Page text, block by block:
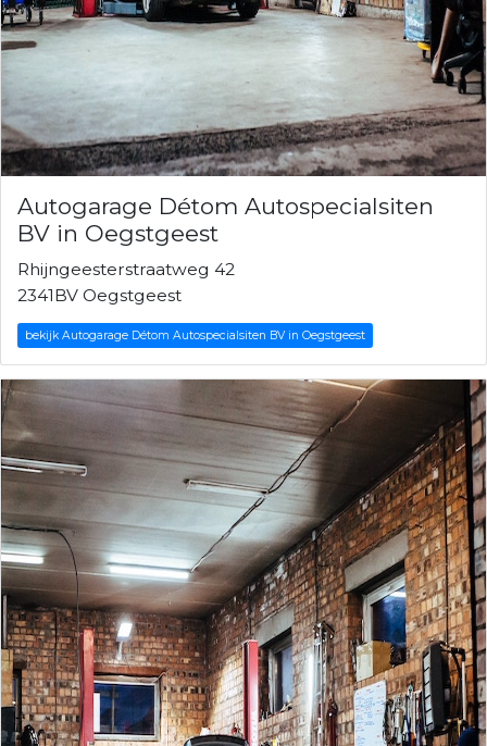
Autogarage Détom Autospecialsiten
BV in Oegstgeest
Rhijngeesterstraatweg 42
2341BV Oegstgeest
bekijk Autogarage Détom Autospecialsiten BV in Oegstgeest